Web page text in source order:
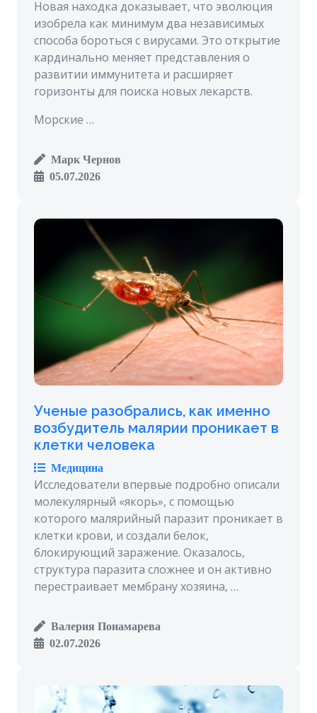
Новая находка доказывает, что эволюция
изобрела как минимум два независимых
способа бороться с вирусами. Это открытие
кардинально меняет представления о
развитии иммунитета и расширяет
горизонты для поиска новых лекарств.
Морские …
Марк Чернов
05.07.2026
Ученые разобрались, как именно
возбудитель малярии проникает в
клетки человека
Медицина
Исследователи впервые подробно описали
молекулярный «якорь», с помощью
которого малярийный паразит проникает в
клетки крови, и создали белок,
блокирующий заражение. Оказалось,
структура паразита сложнее и он активно
перестраивает мембрану хозяина, …
Валерия Понамарева
02.07.2026